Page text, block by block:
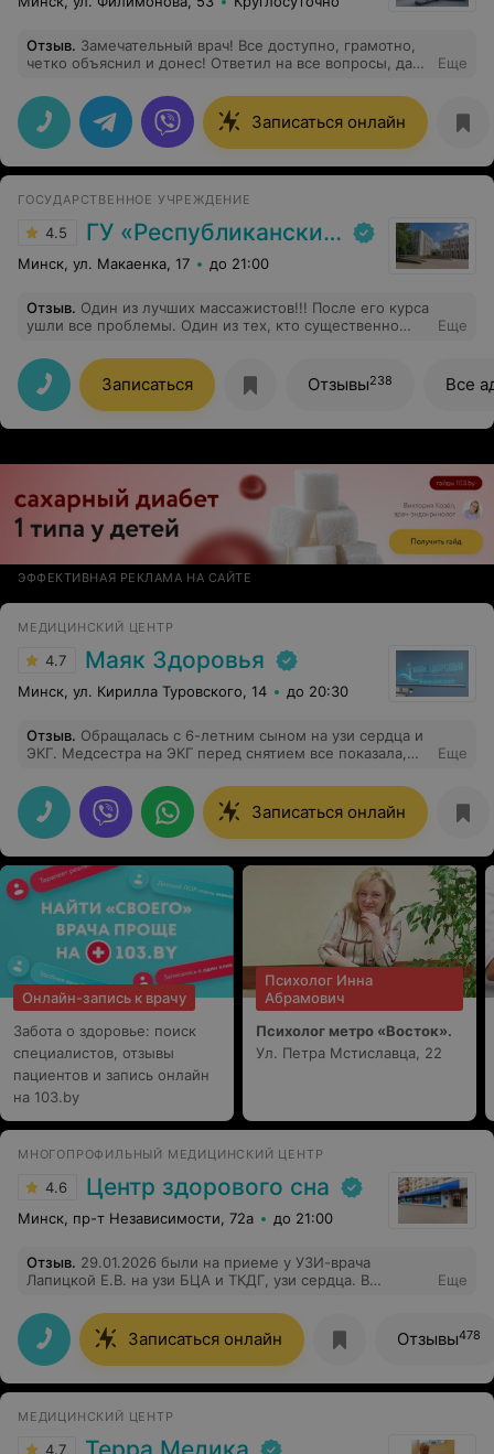
Отзыв. Замечательный врач! Все доступно, грамотно,
четко объяснил и донес! Ответил на все вопросы, дал
данному врачу подросткам, которые занимаются с
тренажерами и активно растут! Благодарим за
действительно достойный осмотр травматолога-
ортопеда!
Еще
Записаться онлайн
ГОСУДАРСТВЕННОЕ УЧРЕЖДЕНИЕ
4.5 ГУ «Республиканский научно-практический центр медицинской экспертизы и реабилитаци»
Минск, ул. Макаенка, 17 до 21:00
Отзыв. Один из лучших массажистов!!! После его курса
ушли все проблемы. Один из тех, кто существенно
Еще
Записаться Отзывы238 Все
ЭФФЕКТИВНАЯ РЕКЛАМА НА САЙТЕ
МЕДИЦИНСКИЙ ЦЕНТР
4.7 Маяк Здоровья
Минск, ул. Кирилла Туровского, 14 до 20:30
Отзыв. Обращалась с 6-летним сыном на узи сердца и
ЭКГ. Медсестра на ЭКГ перед снятием все показала,
также легко нашла подход к ребенку и отвечала на все
его вопросы. Спасибо за спокойствие!
Еще
Записаться онлайн
Онлайн-запись к врачу
Забота о здоровье: поиск
специалистов, отзывы
пациентов и запись онлайн
на 103.by
Психолог Инна
Абрамович
Психолог метро «Восток».
Ул. Петра Мстиславца, 22
МНОГОПРОФИЛЬНЫЙ МЕДИЦИНСКИЙ ЦЕНТР
4.6 Центр здорового сна
Минск, пр-т Независимости, 72а до 21:00
Отзыв. 29.01.2026 были на приеме у УЗИ-врача
Лапицкой Е.В. на узи БЦА и ТКДГ, узи сердца. В
результат требующий незамедлительной помощи.
Елена Владимировна в срочном порядке подготовила
все документы для госпитализации и вызвала скорую
для перевозки. Спасибо, что вы настоящий доктор и
делаете свою работу качественно и скрупулёзно!
Еще
Записаться онлайн Отзывы478
МЕДИЦИНСКИЙ ЦЕНТР
4.7